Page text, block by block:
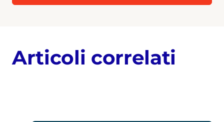
Articoli correlati